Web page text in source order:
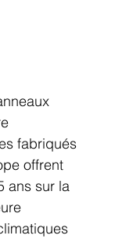
fabriqués
offrent
ans sur la